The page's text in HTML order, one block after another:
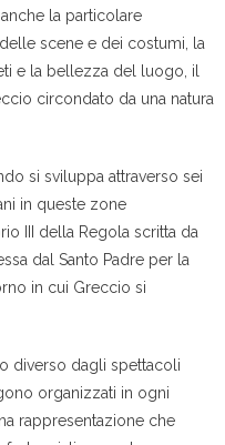
la particolare
scene e dei costumi, la
e la bellezza del luogo, il
circondato da una natura
si sviluppa attraverso sei
in queste zone
III della Regola scritta da
dal Santo Padre per la
in cui Greccio si
diverso dagli spettacoli
organizzati in ogni
rappresentazione che